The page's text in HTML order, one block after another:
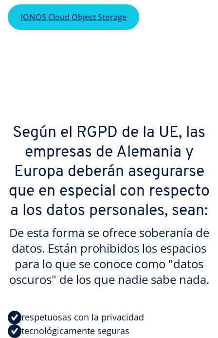
IONOS Cloud Object Storage
Según el RGPD de la UE, las
empresas de Alemania y
Europa deberán asegurarse
que en especial con respecto
a los datos personales, sean:
De esta forma se ofrece soberanía de
datos. Están prohibidos los espacios
para lo que se conoce como "datos
oscuros" de los que nadie sabe nada.
respetuosas con la privacidad
tecnológicamente seguras